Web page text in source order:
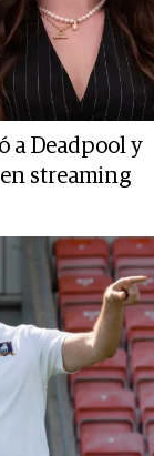
a Deadpool y
streaming